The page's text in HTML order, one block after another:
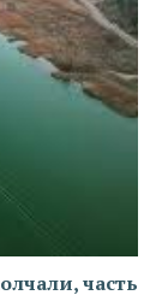
часть